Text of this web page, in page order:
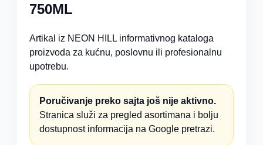
750ML
Artikal iz NEON HILL informativnog kataloga
proizvoda za kućnu, poslovnu ili profesionalnu
upotrebu.
Poručivanje preko sajta još nije aktivno.
Stranica služi za pregled asortimana i bolju
dostupnost informacija na Google pretrazi.